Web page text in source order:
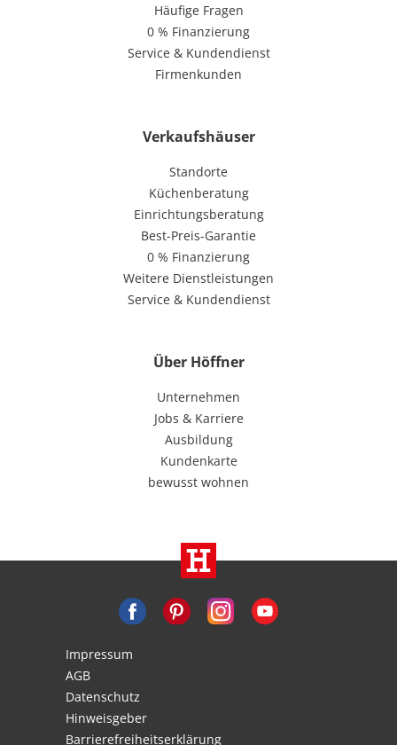
Häufige Fragen
0 % Finanzierung
Service & Kundendienst
Firmenkunden
Verkaufshäuser
Standorte
Küchenberatung
Einrichtungsberatung
Best-Preis-Garantie
0 % Finanzierung
Weitere Dienstleistungen
Service & Kundendienst
Über Höffner
Unternehmen
Jobs & Karriere
Ausbildung
Kundenkarte
bewusst wohnen
Impressum
AGB
Datenschutz
Hinweisgeber
Barrierefreiheitserklärung